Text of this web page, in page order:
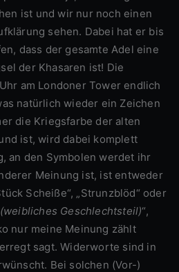
ist und wir nur noch einen
sehen. Dabei hat er bis
dass der gesamte Adel eine
der Khasaren ist! Die
am Londoner Tower endlich
natürlich wieder ein Zeichen
die Kriegsfarbe der alten
ist, wird dabei komplett
an den Symbolen werdet ihr
Meinung ist, ist entweder
Scheiße“, „Strunzblöd“ oder
(weibliches Geschlechtsteil)“,
nur meine Meinung zählt
sagt. Widerworte sind in
Bei solchen (Vor-)